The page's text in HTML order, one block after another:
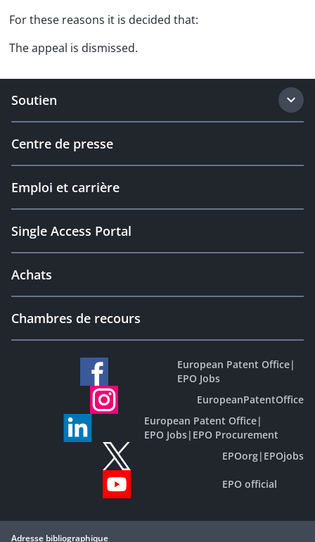
For these reasons it is decided that:
The appeal is dismissed.
Soutien
Centre de presse
Emploi et carrière
Single Access Portal
Achats
Chambres de recours
European Patent Office|
EPO Jobs
EuropeanPatentOffice
European Patent Office|
EPO Jobs| EPO Procurement
EPOorg| EPOjobs
EPO official
Adresse bibliographique